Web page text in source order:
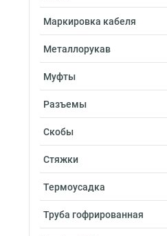
Маркировка кабеля
Металлорукав
Муфты
Разъемы
Скобы
Стяжки
Термоусадка
Труба гофрированная